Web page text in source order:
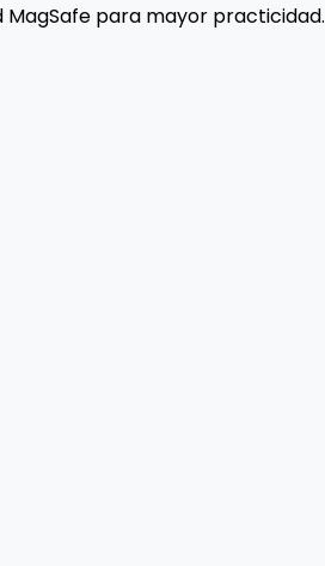
para mayor practicidad.